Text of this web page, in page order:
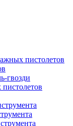
пистолетов
гвозди